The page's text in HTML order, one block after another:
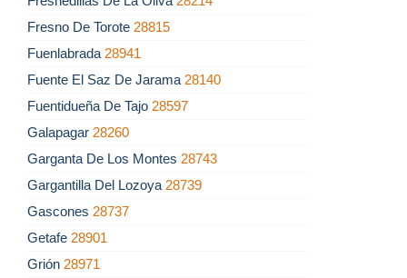
Fresno De Torote 28815
Fuenlabrada 28941
Fuente El Saz De Jarama 28140
Fuentidueña De Tajo 28597
Galapagar 28260
Garganta De Los Montes 28743
Gargantilla Del Lozoya 28739
Gascones 28737
Getafe 28901
Grión 28971